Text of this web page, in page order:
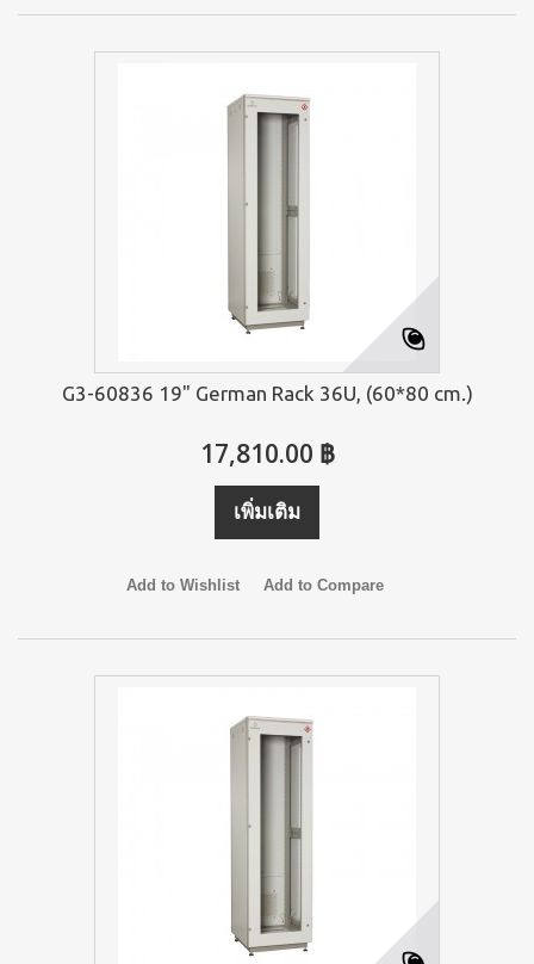
G3-60836 19" German Rack 36U, (60*80 cm.)
17,810.00 ฿
เพิ่มเติม
Add to Wishlist Add to Compare